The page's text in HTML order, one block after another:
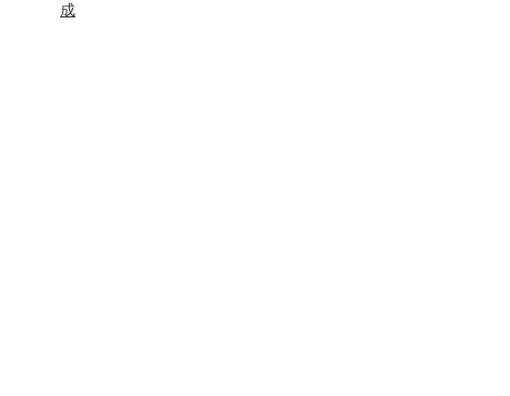
成